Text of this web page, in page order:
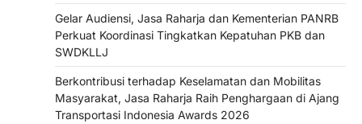
Gelar Audiensi, Jasa Raharja dan Kementerian PANRB
Perkuat Koordinasi Tingkatkan Kepatuhan PKB dan
SWDKLLJ
Berkontribusi terhadap Keselamatan dan Mobilitas
Masyarakat, Jasa Raharja Raih Penghargaan di Ajang
Transportasi Indonesia Awards 2026